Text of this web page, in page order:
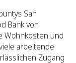
San
Bank von
Wohnkosten und
arbeitende
Zugang